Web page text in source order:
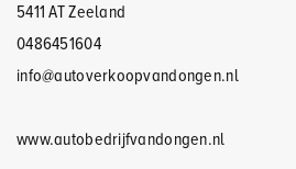
5411 AT Zeeland
0486451604
info@autoverkoopvandongen.nl
www.autobedrijfvandongen.nl